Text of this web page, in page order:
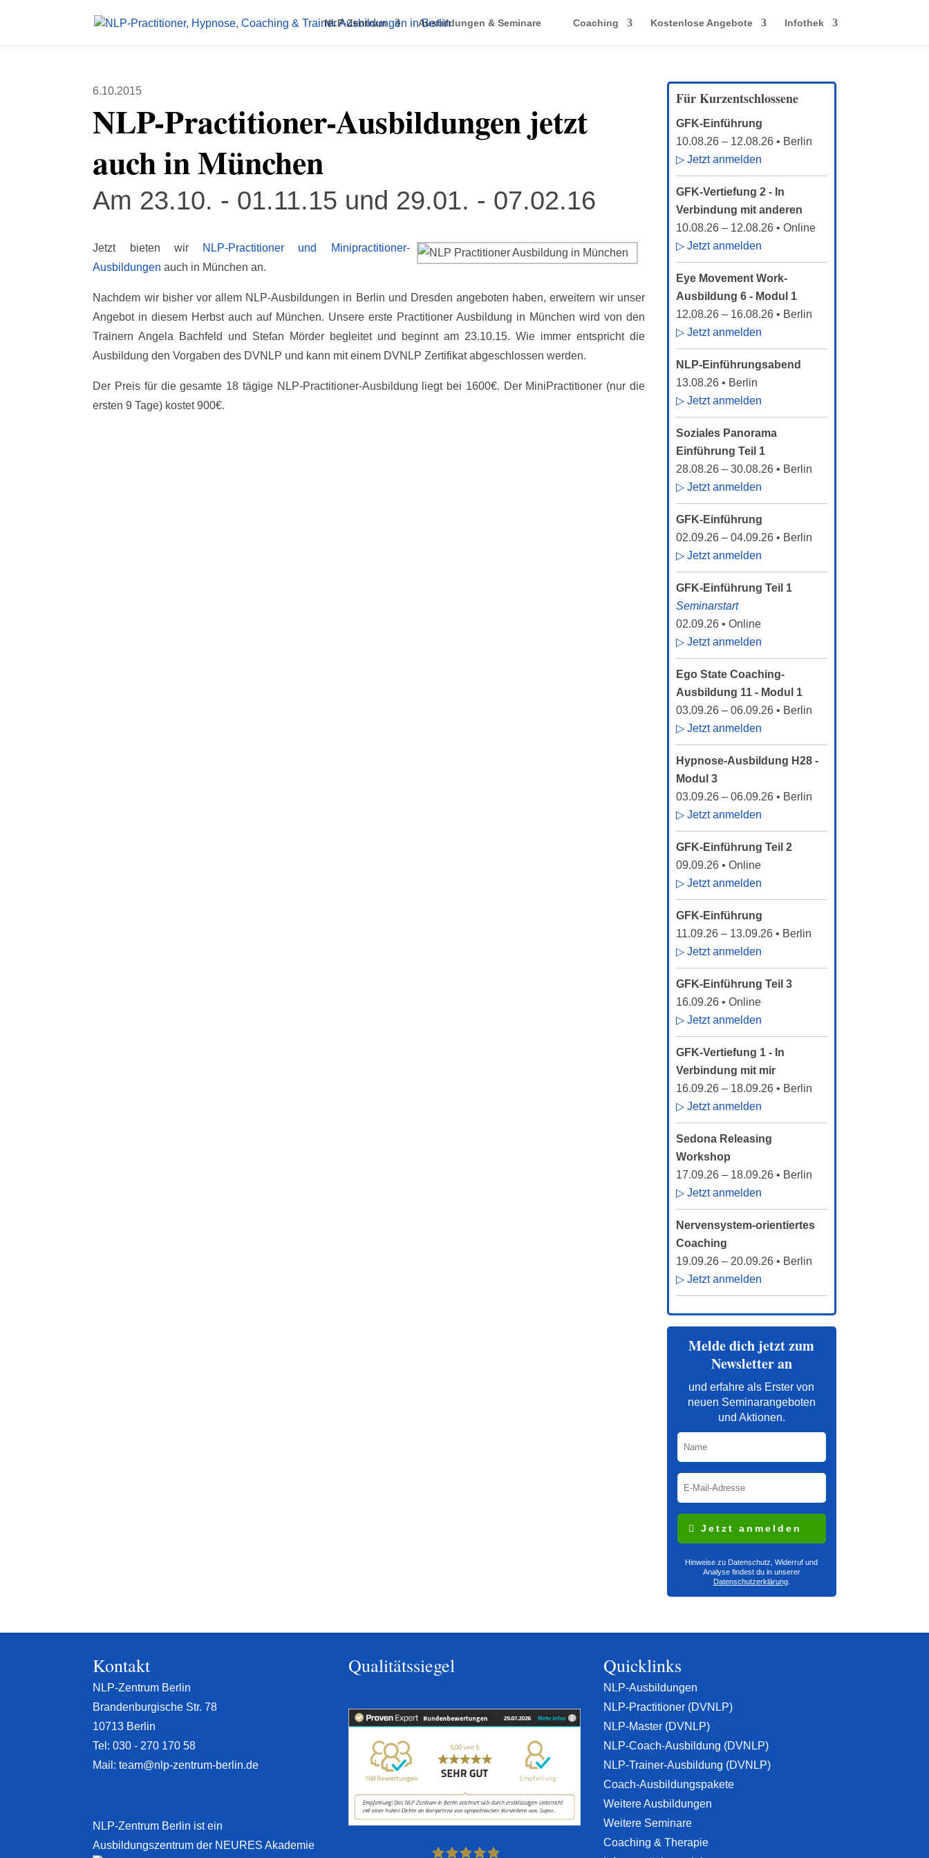
NLP-Zentrum Ausbildungen & Seminare Coaching Kostenlose Angebote Infothek
6.10.2015
NLP-Practitioner-Ausbildungen jetzt
auch in München
Am 23.10. - 01.11.15 und 29.01. - 07.02.16
Jetzt bieten wir
NLP-Practitioner und Minipractitioner-
Ausbildungen auch in München an.
Nachdem wir bisher vor allem NLP-Ausbildungen in Berlin und Dresden angeboten haben, erweitern wir unser
Angebot in diesem Herbst auch auf München. Unsere erste Practitioner Ausbildung in München wird von den
Trainern Angela Bachfeld und Stefan Mörder begleitet und beginnt am 23.10.15. Wie immer entspricht die
Ausbildung den Vorgaben des DVNLP und kann mit einem DVNLP Zertifikat abgeschlossen werden.
Der Preis für die gesamte 18 tägige NLP-Practitioner-Ausbildung liegt bei 1600€. Der MiniPractitioner (nur die
ersten 9 Tage) kostet 900€.
Für Kurzentschlossene
GFK-Einführung
10.08.26 – 12.08.26• Berlin
▷ Jetzt anmelden
GFK-Vertiefung 2 - In
Verbindung mit anderen
10.08.26 – 12.08.26• Online
▷ Jetzt anmelden
Eye Movement Work-
Ausbildung 6 - Modul 1
12.08.26 – 16.08.26• Berlin
▷ Jetzt anmelden
NLP-Einführungsabend
13.08.26• Berlin
▷ Jetzt anmelden
Soziales Panorama
Einführung Teil 1
28.08.26 – 30.08.26• Berlin
▷ Jetzt anmelden
GFK-Einführung
02.09.26 – 04.09.26• Berlin
▷ Jetzt anmelden
GFK-Einführung Teil 1
Seminarstart
02.09.26• Online
▷ Jetzt anmelden
Ego State Coaching-
Ausbildung 11 - Modul 1
03.09.26 – 06.09.26• Berlin
▷ Jetzt anmelden
Hypnose-Ausbildung H28 -
Modul 3
03.09.26 – 06.09.26• Berlin
▷ Jetzt anmelden
GFK-Einführung Teil 2
09.09.26• Online
▷ Jetzt anmelden
GFK-Einführung
11.09.26 – 13.09.26• Berlin
▷ Jetzt anmelden
GFK-Einführung Teil 3
16.09.26• Online
▷ Jetzt anmelden
GFK-Vertiefung 1 - In
Verbindung mit mir
16.09.26 – 18.09.26• Berlin
▷ Jetzt anmelden
Sedona Releasing
Workshop
17.09.26 – 18.09.26• Berlin
▷ Jetzt anmelden
Nervensystem-orientiertes
Coaching
19.09.26 – 20.09.26• Berlin
▷ Jetzt anmelden
Melde dich jetzt zum
Newsletter an
und erfahre als Erster von
neuen Seminarangeboten
und Aktionen.
Jetzt anmelden
Hinweise zu Datenschutz, Widerruf und
Analyse findest du in unserer
Datenschutzerklärung.
Kontakt
NLP-Zentrum Berlin
Brandenburgische Str. 78
10713 Berlin
Tel:030 - 270 170 58
Mail:team@nlp-zentrum-berlin.de
NLP-Zentrum Berlin ist ein
Ausbildungszentrum der NEURES Akademie
Qualitätssiegel Quicklinks
NLP-Ausbildungen
NLP-Practitioner (DVNLP)
NLP-Master (DVNLP)
NLP-Coach-Ausbildung (DVNLP)
NLP-Trainer-Ausbildung (DVNLP)
Coach-Ausbildungspakete
Weitere Ausbildungen
Weitere Seminare
Coaching & Therapie